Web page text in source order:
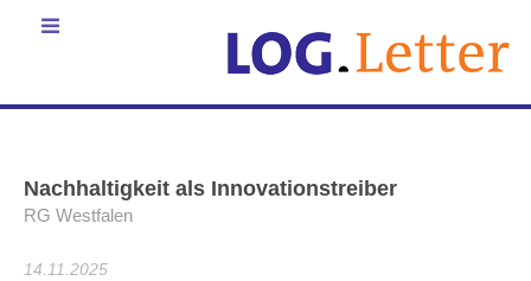
Nachhaltigkeit als Innovationstreiber
RG Westfalen
14.11.2025